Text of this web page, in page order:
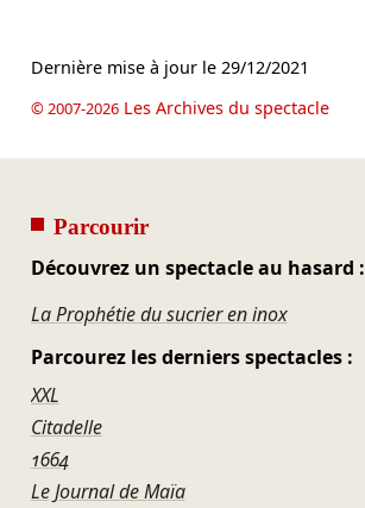
Dernière mise à jour le 29/12/2021
© 2007-2026Les Archives du spectacle
Parcourir
Découvrez un spectacle au hasard :
La Prophétie du sucrier en inox
Parcourez les derniers spectacles :
XXL
Citadelle
1664
Le Journal de Maïa